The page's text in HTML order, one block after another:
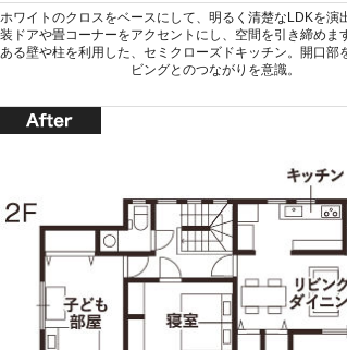
ホワイトのクロスをベースにして、明るく清楚なLDKを演
装ドアや畳コーナーをアクセントにし、空間を引き締めま
ある壁や柱を利用した、セミクローズドキッチン。開口部
ビングとのつながりを意識。